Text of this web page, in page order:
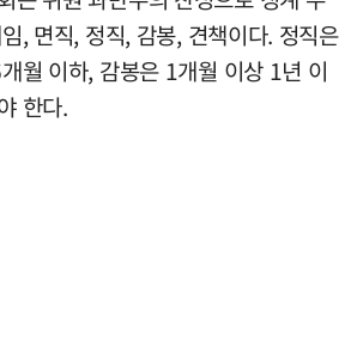
, 면직, 정직, 감봉, 견책이다. 정직은
월 이하, 감봉은 1개월 이상 1년 이
한다.